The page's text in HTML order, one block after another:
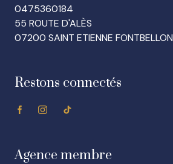
0475360184
55 ROUTE D'ALÈS
07200 SAINT ETIENNE FONTBELLON
Restons connectés
Agence membre